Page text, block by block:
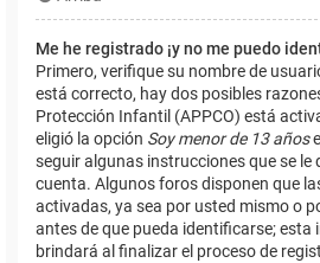
Me he registrado ¡y no me puedo
Primero, verifique su nombre de
está correcto, hay dos posibles
Protección Infantil (APPCO) está
eligió la opción Soy menor de 13 años
seguir algunas instrucciones que se le
cuenta. Algunos foros disponen que
activadas, ya sea por usted mismo o
antes de que pueda identificarse; esta
brindará al finalizar el proceso de